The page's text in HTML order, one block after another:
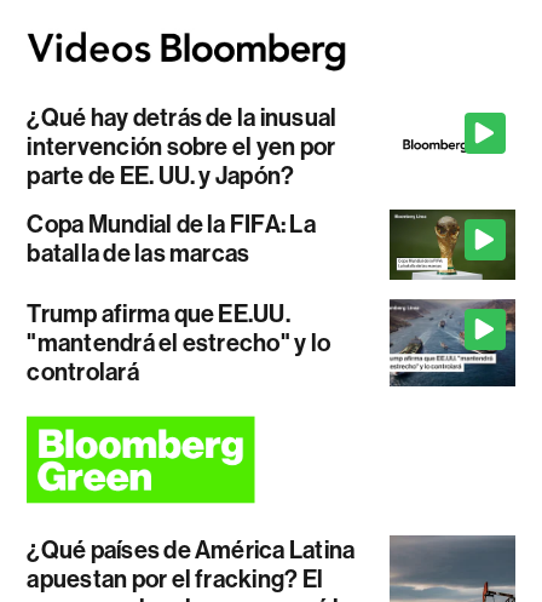
¿Qué hay detrás de la inusual
intervención sobre el yen por
parte de EE. UU. y Japón?
Copa Mundial de la FIFA: La
batalla de las marcas
Trump afirma que EE.UU.
"mantendrá el estrecho" y lo
controlará
¿Qué países de América Latina
apuestan por el fracking? El